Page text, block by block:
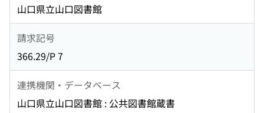
山口県立山口図書館
請求記号
366.29/P 7
連携機関・データベース
山口県立山口図書館 : 公共図書館蔵書